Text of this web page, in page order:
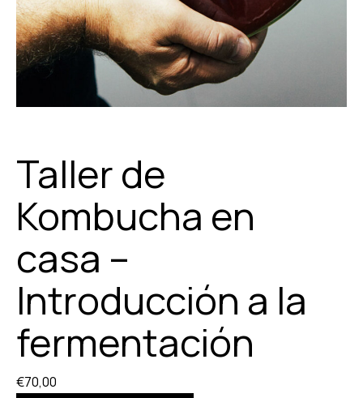
Taller de
Kombucha en
casa –
Introducción a la
fermentación
€70,00